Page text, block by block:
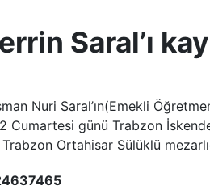
Saral’ı
Nuri Saral’ın(Emekli
Cumartesi günü Trabzon
Trabzon Ortahisar Sülüklü